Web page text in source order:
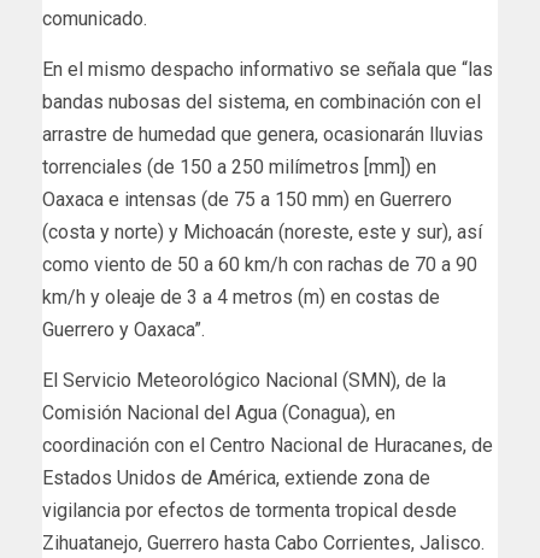
comunicado.
En el mismo despacho informativo se señala que “las
bandas nubosas del sistema, en combinación con el
arrastre de humedad que genera, ocasionarán lluvias
torrenciales (de 150 a 250 milímetros [mm]) en
Oaxaca e intensas (de 75 a 150 mm) en Guerrero
(costa y norte) y Michoacán (noreste, este y sur), así
como viento de 50 a 60 km/h con rachas de 70 a 90
km/h y oleaje de 3 a 4 metros (m) en costas de
Guerrero y Oaxaca”.
El Servicio Meteorológico Nacional (SMN), de la
Comisión Nacional del Agua (Conagua), en
coordinación con el Centro Nacional de Huracanes, de
Estados Unidos de América, extiende zona de
vigilancia por efectos de tormenta tropical desde
Zihuatanejo, Guerrero hasta Cabo Corrientes, Jalisco.